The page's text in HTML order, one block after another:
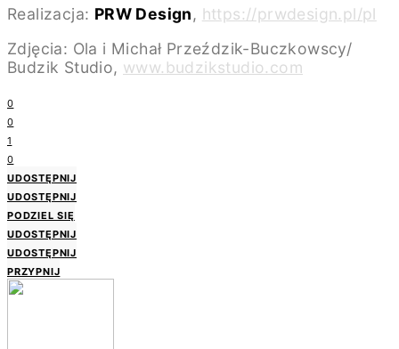
Realizacja: PRW Design, https://prwdesign.pl/pl
Zdjęcia: Ola i Michał Przeździk-Buczkowscy/
Budzik Studio, www.budzikstudio.com
0
0
1
0
UDOSTĘPNIJ
UDOSTĘPNIJ
PODZIEL SIĘ
UDOSTĘPNIJ
UDOSTĘPNIJ
PRZYPNIJ